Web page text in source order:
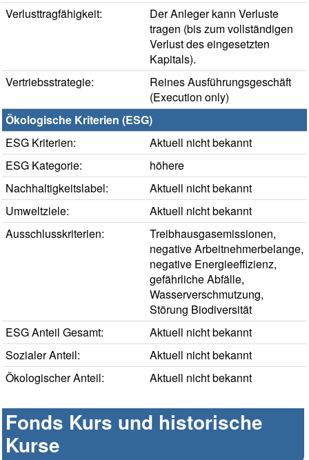
Verlusttragfähigkeit:
Der Anleger kann Verluste
tragen (bis zum vollständigen
Verlust des eingesetzten
Kapitals).
Vertriebsstrategie:
Reines Ausführungsgeschäft
(Execution only)
Ökologische Kriterien (ESG)
ESG Kriterien:
Aktuell nicht bekannt
ESG Kategorie:
höhere
Nachhaltigkeitslabel:
Aktuell nicht bekannt
Umweltziele:
Aktuell nicht bekannt
Ausschlusskriterien:
Treibhausgasemissionen,
negative Arbeitnehmerbelange,
negative Energieeffizienz,
gefährliche Abfälle,
Wasserverschmutzung,
Störung Biodiversität
ESG Anteil Gesamt:
Aktuell nicht bekannt
Sozialer Anteil:
Aktuell nicht bekannt
Ökologischer Anteil:
Aktuell nicht bekannt
Fonds Kurs und historische
Kurse